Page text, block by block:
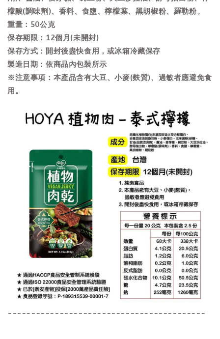
檬酸(調味劑)、香料、食鹽、檸檬葉、黑胡椒粉、羅勒粉。
重量：50公克
保存期限：12個月(未開封)
保存方式：開封後盡快食用，或冰箱冷藏保存
製造日期：依商品內包裝所示
※注意事項：本產品含有大豆、小麥(麩質)、過敏者應避免食
用。
------------------------------------------